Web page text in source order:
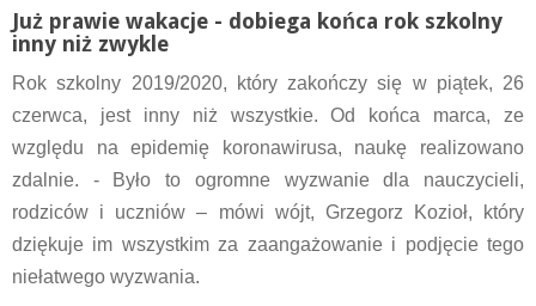
Już prawie wakacje - dobiega końca rok szkolny
inny niż zwykle
Rok szkolny 2019/2020, który zakończy się w piątek, 26
czerwca, jest inny niż wszystkie. Od końca marca, ze
względu na epidemię koronawirusa, naukę realizowano
zdalnie. - Było to ogromne wyzwanie dla nauczycieli,
rodziców i uczniów – mówi wójt, Grzegorz Kozioł, który
dziękuje im wszystkim za zaangażowanie i podjęcie tego
niełatwego wyzwania.